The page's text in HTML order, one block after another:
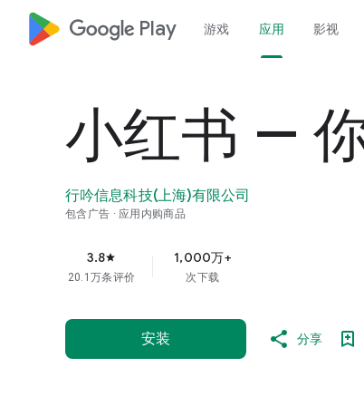
google_logo Play 游戏 应用 影视
小红书 —
行吟信息科技(上海)有限公司
包含广告 应用内购商品
3.8star
20.1万条评价
1,000万+
次下载
安装 分享